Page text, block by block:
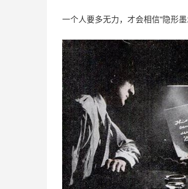
一个人要多无力，才会相信“隐形墨